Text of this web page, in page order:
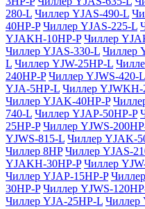
280-L Чиллер YJAS-490-L
40HP-P Чиллер YJAS-225-L
YJAKH-10HP-P Чиллер
Чиллер YJAS-330-L Чиллер
L Чиллер YJW-25HP-L
240HP-P Чиллер YJWS-420-L
YJA-5HP-L Чиллер YJWKH-
Чиллер YJAK-40HP-P
740-L Чиллер YJAP-50HP-P
25HP-P Чиллер YJWS-
YJWS-815-L Чиллер YJAK-
Чиллер 8HP Чиллер YJAS-
YJAKH-30HP-P Чиллер
Чиллер YJAP-15HP-P
30HP-P Чиллер YJWS-
Чиллер YJA-25HP-L Чиллер